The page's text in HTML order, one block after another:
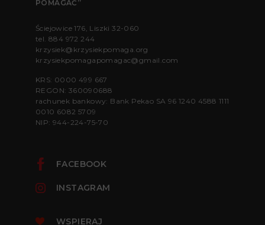
POMAGAĆ”
Ściejowice 176, Liszki 32-060
tel. 884 972 244
krzysiek@krzysiekpomaga.org
krzysiekpomagapomagac@gmail.com
KRS: 0000 499 667
REGON: 360090688
rachunek bankowy: Bank Pekao SA 96 1240 4588 1111
0010 6082 5709
NIP: 944-224-75-70
FACEBOOK
INSTAGRAM
WSPIERAJ